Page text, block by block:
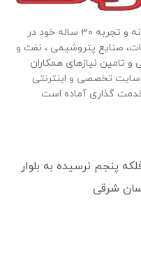
” با توجه به پشتوانه و تجربه ۳۰ ساله خود در
صنایع پتروشیمی ، نفت و
و تامین نیازهای همکاران
سایت تخصصی و اینترنتی
پنجم نرسیده به بلوار
شرقی